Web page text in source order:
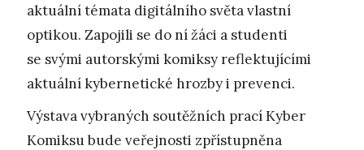
aktuální témata digitálního světa vlastní
optikou. Zapojili se do ní žáci a studenti
se svými autorskými komiksy reflektujícími
aktuální kybernetické hrozby i prevenci.
Výstava vybraných soutěžních prací Kyber
Komiksu bude veřejnosti zpřístupněna